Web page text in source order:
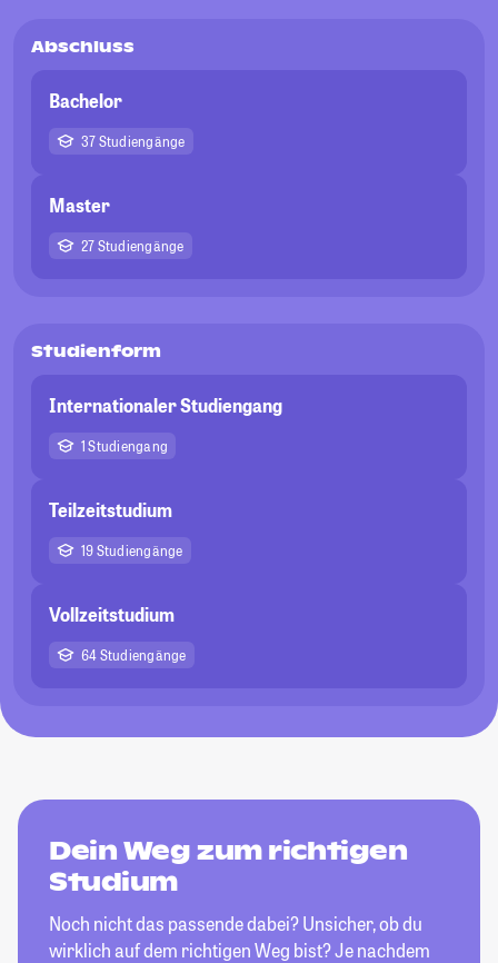
Abschluss
Bachelor
37 Studiengänge
Master
27 Studiengänge
Studienform
Internationaler Studiengang
1 Studiengang
Teilzeitstudium
19 Studiengänge
Vollzeitstudium
64 Studiengänge
Dein Weg zum richtigen
Studium
Noch nicht das passende dabei? Unsicher, ob du
wirklich auf dem richtigen Weg bist? Je nachdem